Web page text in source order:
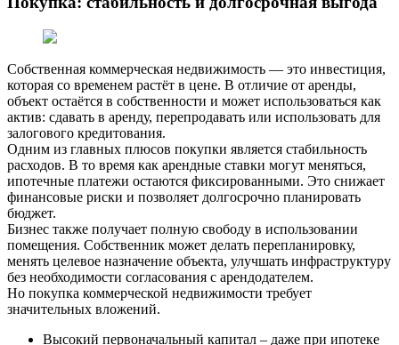
Собственная коммерческая недвижимость — это инвестиция,
которая со временем растёт в цене. В отличие от аренды,
объект остаётся в собственности и может использоваться как
актив: сдавать в аренду, перепродавать или использовать для
залогового кредитования.
Одним из главных плюсов покупки является стабильность
расходов. В то время как арендные ставки могут меняться,
ипотечные платежи остаются фиксированными. Это снижает
финансовые риски и позволяет долгосрочно планировать
бюджет.
Бизнес также получает полную свободу в использовании
помещения. Собственник может делать перепланировку,
менять целевое назначение объекта, улучшать инфраструктуру
без необходимости согласования с арендодателем.
Но покупка коммерческой недвижимости требует
значительных вложений.
Высокий первоначальный капитал – даже при ипотеке